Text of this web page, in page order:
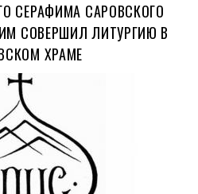
СЕРАФИМА САРОВСКОГО
СОВЕРШИЛ ЛИТУРГИЮ В
ХРАМЕ